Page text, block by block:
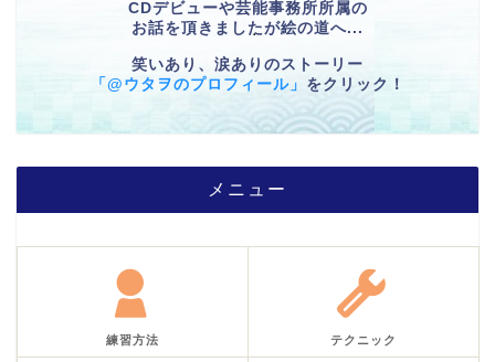
CDデビューや芸能事務所所属の
お話を頂きましたが絵の道へ...
笑いあり、涙ありのストーリー
「@ウタヲのプロフィール」 をクリック！
メニュー
練習方法 テクニック